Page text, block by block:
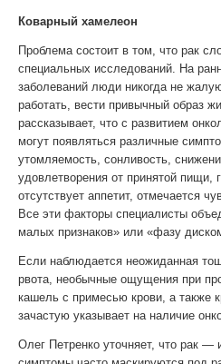
Коварный хамелеон
Проблема состоит в том, что рак
специальных исследований. На
заболеваний люди никогда не
работать, вести привычный образ
рассказывает, что с развитием
могут появляться различные
утомляемость, сонливость,
удовлетворения от принятой пищи,
отсутствует аппетит, отмечается
Все эти факторы специалисты
малых признаков» или «фазу
Если наблюдается неожиданная
рвота, необычные ощущения при
кашель с примесью крови, а также
зачастую указывает на наличие
Олег Петренко уточняет, что рак —